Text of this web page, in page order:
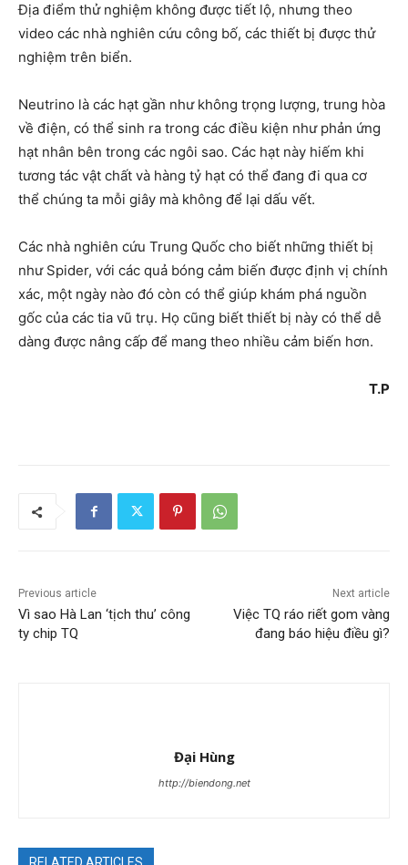
Địa điểm thử nghiệm không được tiết lộ, nhưng theo
video các nhà nghiên cứu công bố, các thiết bị được thử
nghiệm trên biển.
Neutrino là các hạt gần như không trọng lượng, trung hòa
về điện, có thể sinh ra trong các điều kiện như phản ứng
hạt nhân bên trong các ngôi sao. Các hạt này hiếm khi
tương tác vật chất và hàng tỷ hạt có thể đang đi qua cơ
thể chúng ta mỗi giây mà không để lại dấu vết.
Các nhà nghiên cứu Trung Quốc cho biết những thiết bị
như Spider, với các quả bóng cảm biến được định vị chính
xác, một ngày nào đó còn có thể giúp khám phá nguồn
gốc của các tia vũ trụ. Họ cũng biết thiết bị này có thể dễ
dàng được nâng cấp để mang theo nhiều cảm biến hơn.
T.P
Previous article
Vì sao Hà Lan ‘tịch thu’ công
ty chip TQ
Next article
Việc TQ ráo riết gom vàng
đang báo hiệu điều gì?
Đại Hùng
http://biendong.net